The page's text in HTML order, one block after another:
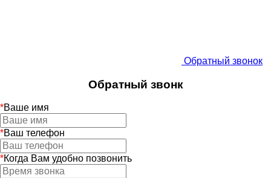
Обратный звонок
Обратный звонк
*Ваше имя
*Ваш телефон
*Когда Вам удобно позвонить